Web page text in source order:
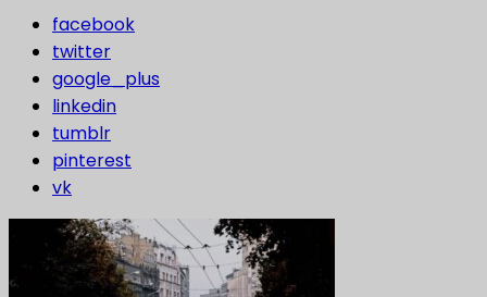
facebook
twitter
google_plus
linkedin
tumblr
pinterest
vk